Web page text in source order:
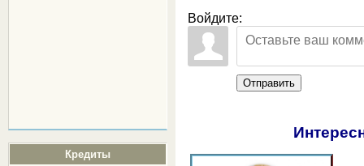
Кредиты
Войдите:
Отправить